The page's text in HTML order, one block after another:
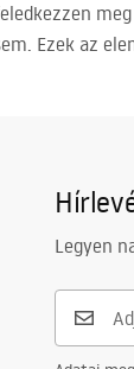
Ezek az
Legyen